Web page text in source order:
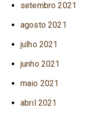
setembro 2021
agosto 2021
julho 2021
junho 2021
maio 2021
abril 2021